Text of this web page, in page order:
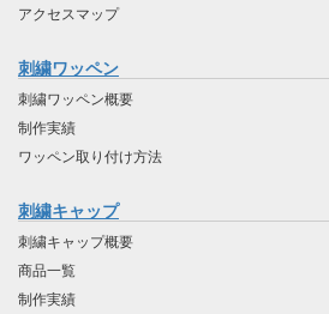
アクセスマップ
刺繍ワッペン
刺繍ワッペン概要
制作実績
ワッペン取り付け方法
刺繍キャップ
刺繍キャップ概要
商品一覧
制作実績